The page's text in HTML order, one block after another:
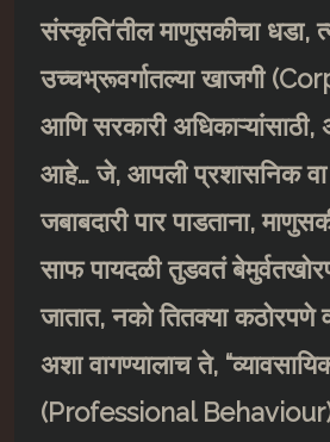
संस्कृति‘तील माणुसकीचा धडा,
उच्चभ्रूवर्गातल्या खाजगी (
आणि सरकारी अधिकाऱ्यांसाठी,
आहे… जे, आपली प्रशासनिक वा
जबाबदारी पार पाडताना,
साफ पायदळी तुडवतं
जातात,नको तितक्या कठोरपणे
अशा वागण्यालाच ते, “
(Professional